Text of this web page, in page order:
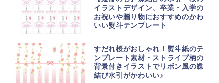
イラストデザイン、卒業・入学の
お祝いや贈り物におすすめのかわ
いい熨斗テンプレート
すだれ桜がおしゃれ！熨斗紙のテ
ンプレート素材・ストライプ柄の
背景付きイラストでリボン風の蝶
結び水引がかわいい♪